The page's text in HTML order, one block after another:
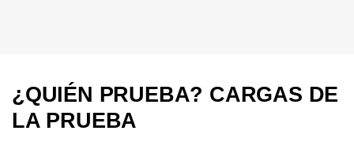
¿QUIÉN PRUEBA? CARGAS DE
LA PRUEBA